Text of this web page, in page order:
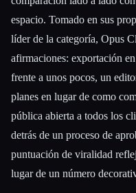
espacio. Tomado en sus
líder de la categoría, Opus
afirmaciones: exportación
frente a unos pocos, un
planes en lugar de como
pública abierta a todos los
detrás de un proceso de
puntuación de viralidad
lugar de un número